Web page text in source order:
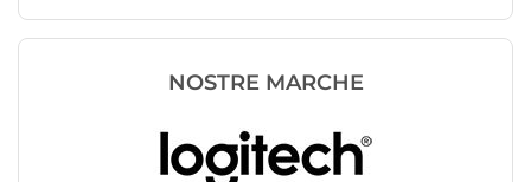
NOSTRE MARCHE